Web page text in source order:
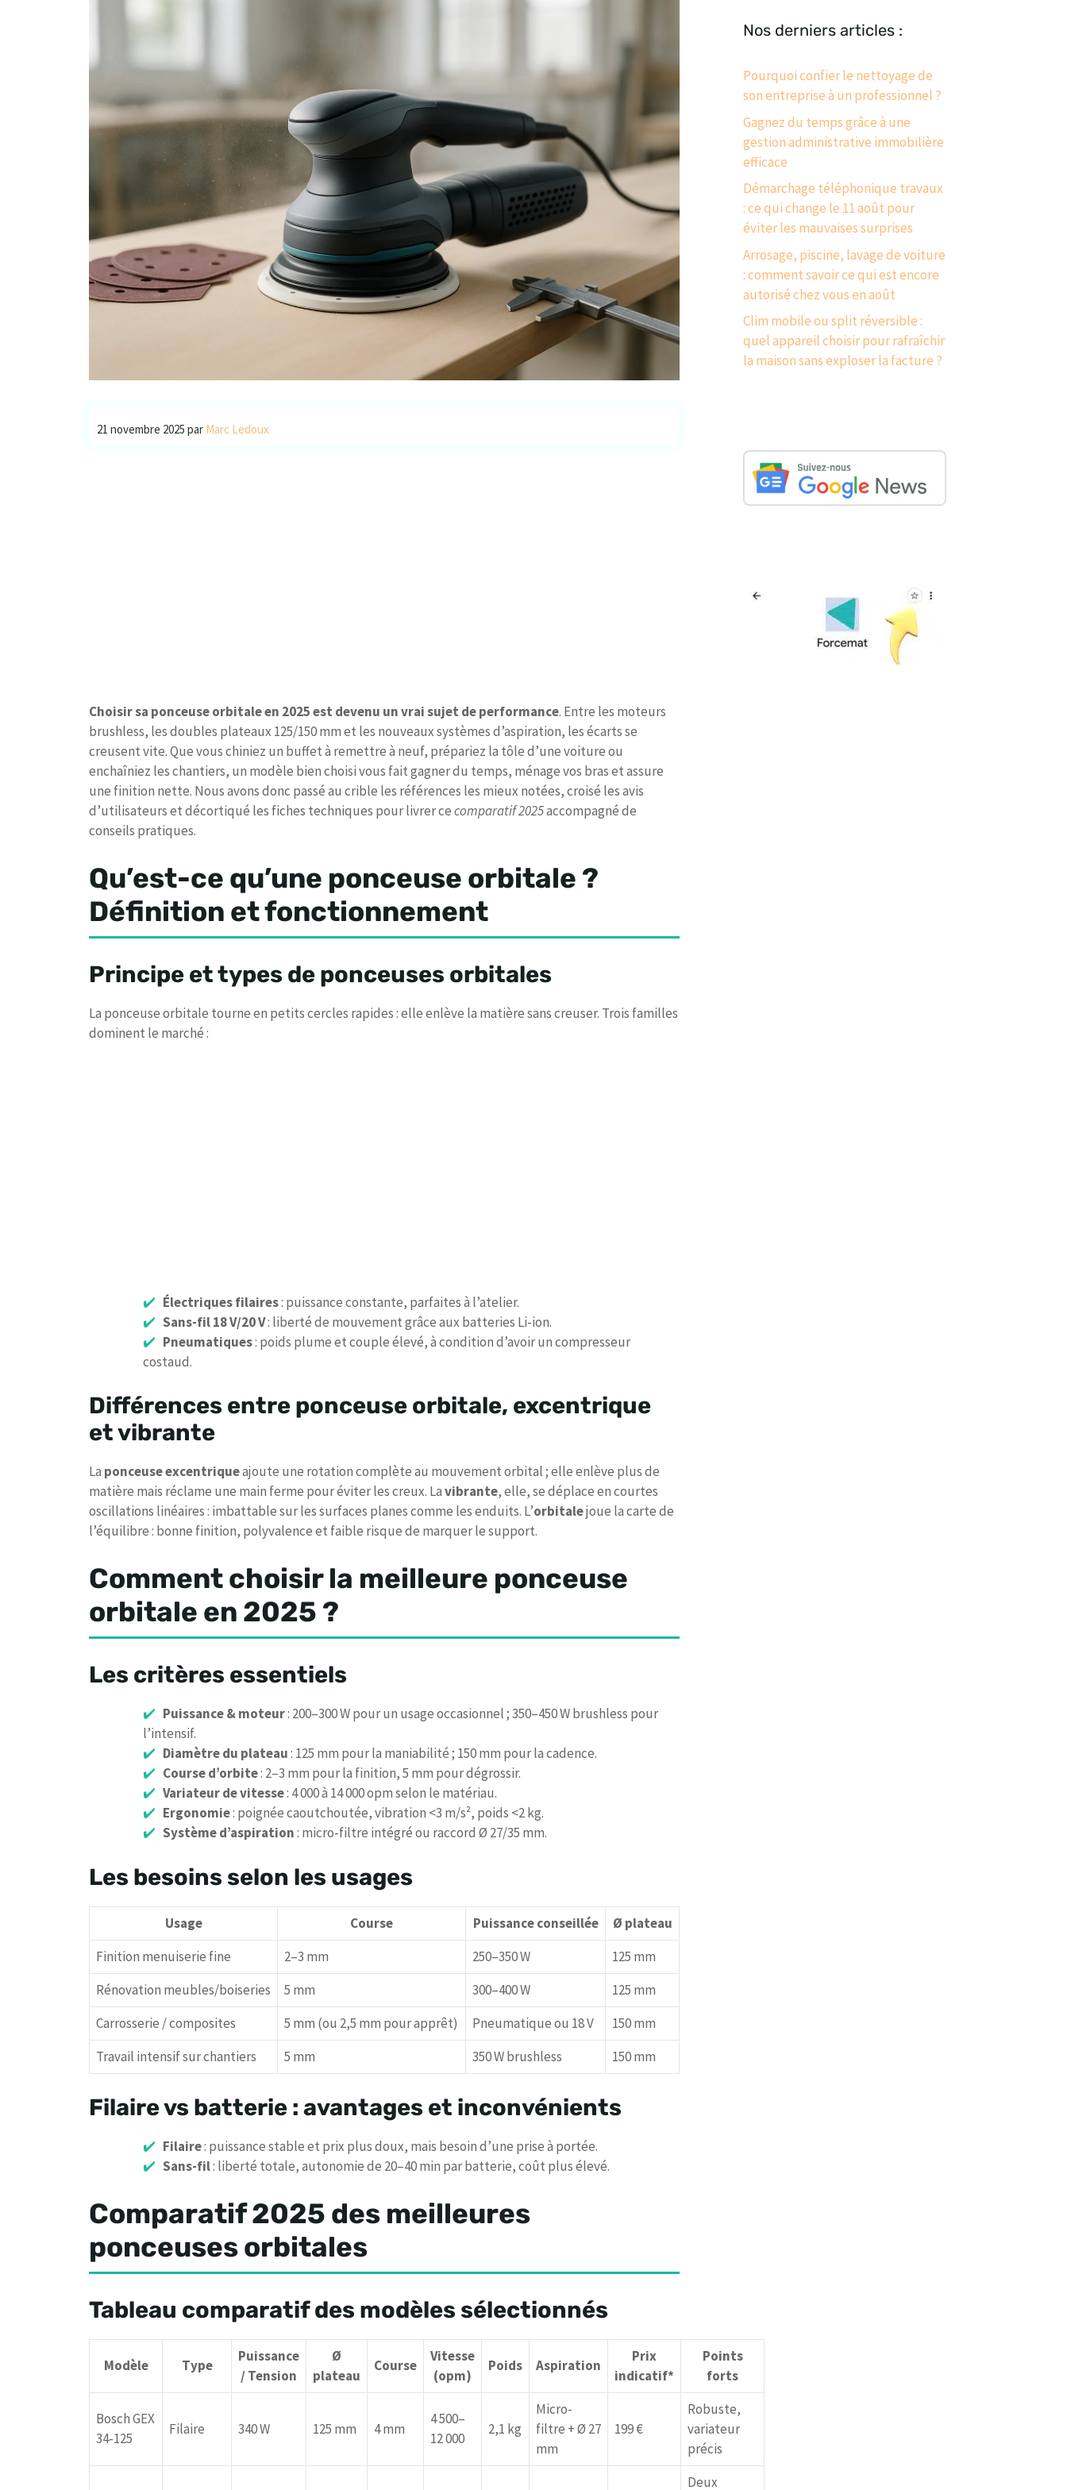
21 novembre 2025 par Marc Ledoux
Choisir sa ponceuse orbitale en 2025 est devenu un vrai sujet de performance. Entre les moteurs
brushless, les doubles plateaux 125/150 mm et les nouveaux systèmes d’aspiration, les écarts se
creusent vite. Que vous chiniez un buffet à remettre à neuf, prépariez la tôle d’une voiture ou
enchaîniez les chantiers, un modèle bien choisi vous fait gagner du temps, ménage vos bras et assure
une finition nette. Nous avons donc passé au crible les références les mieux notées, croisé les avis
d’utilisateurs et décortiqué les fiches techniques pour livrer cecomparatif 2025accompagné de
conseils pratiques.
Qu’est-ce qu’une ponceuse orbitale ?
Définition et fonctionnement
Principe et types de ponceuses orbitales
La ponceuse orbitale tourne en petits cercles rapides : elle enlève la matière sans creuser. Trois familles
dominent le marché :
Électriques filaires: puissance constante, parfaites à l’atelier.
Sans-fil 18 V/20 V: liberté de mouvement grâce aux batteries Li-ion.
Pneumatiques: poids plume et couple élevé, à condition d’avoir un compresseur
costaud.
Différences entre ponceuse orbitale, excentrique
et vibrante
La ponceuse excentriqueajoute une rotation complète au mouvement orbital ; elle enlève plus de
matière mais réclame une main ferme pour éviter les creux. Lavibrante, elle, se déplace en courtes
oscillations linéaires : imbattable sur les surfaces planes comme les enduits. L’orbitalejoue la carte de
l’équilibre : bonne finition, polyvalence et faible risque de marquer le support.
Comment choisir la meilleure ponceuse
orbitale en 2025 ?
Les critères essentiels
Puissance & moteur: 200–300 W pour un usage occasionnel ; 350–450 W brushless pour
l’intensif.
Diamètre du plateau: 125 mm pour la maniabilité ; 150 mm pour la cadence.
Course d’orbite: 2–3 mm pour la finition, 5 mm pour dégrossir.
Variateur de vitesse: 4 000 à 14 000 opm selon le matériau.
Ergonomie: poignée caoutchoutée, vibration <3 m/s², poids <2 kg.
Système d’aspiration: micro-filtre intégré ou raccord Ø 27/35 mm.
Les besoins selon les usages
Usage Course Puissance conseillée
Ø plateau
Finition menuiserie fine
2–3 mm 250–350 W
125 mm
Rénovation meubles/boiseries
5 mm 300–400 W
125 mm
Carrosserie / composites
5 mm (ou 2,5 mm pour apprêt) Pneumatique ou 18 V
150 mm
Travail intensif sur chantiers
5 mm 350 W brushless 150 mm
Filaire vs batterie : avantages et inconvénients
Filaire: puissance stable et prix plus doux, mais besoin d’une prise à portée.
Sans-fil: liberté totale, autonomie de 20–40 min par batterie, coût plus élevé.
Comparatif 2025 des meilleures
ponceuses orbitales
Tableau comparatif des modèles sélectionnés
Modèle Type
Puissance
/ Tension
Ø
plateau
Course
Vitesse
(opm)
Poids Aspiration
Prix
indicatif*
Points
forts
Bosch GEX
34-125
Filaire 340 W 125 mm 4 mm
4 500–
12 000
2,1 kg
Micro-
filtre + Ø 27
mm
199 €
Robuste,
variateur
précis
Deux
Nos derniers articles :
Pourquoi confier le nettoyage de
son entreprise à un professionnel ?
Gagnez du temps grâce à une
gestion administrative immobilière
efficace
Démarchage téléphonique travaux
: ce qui change le 11 août pour
éviter les mauvaises surprises
Arrosage, piscine, lavage de voiture
: comment savoir ce qui est encore
autorisé chez vous en août
Clim mobile ou split réversible :
quel appareil choisir pour rafraîchir
la maison sans exploser la facture ?